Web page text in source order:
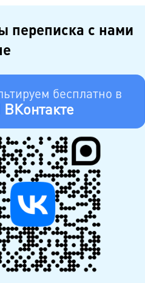
переписка с нами
бесплатно в
ВКонтакте